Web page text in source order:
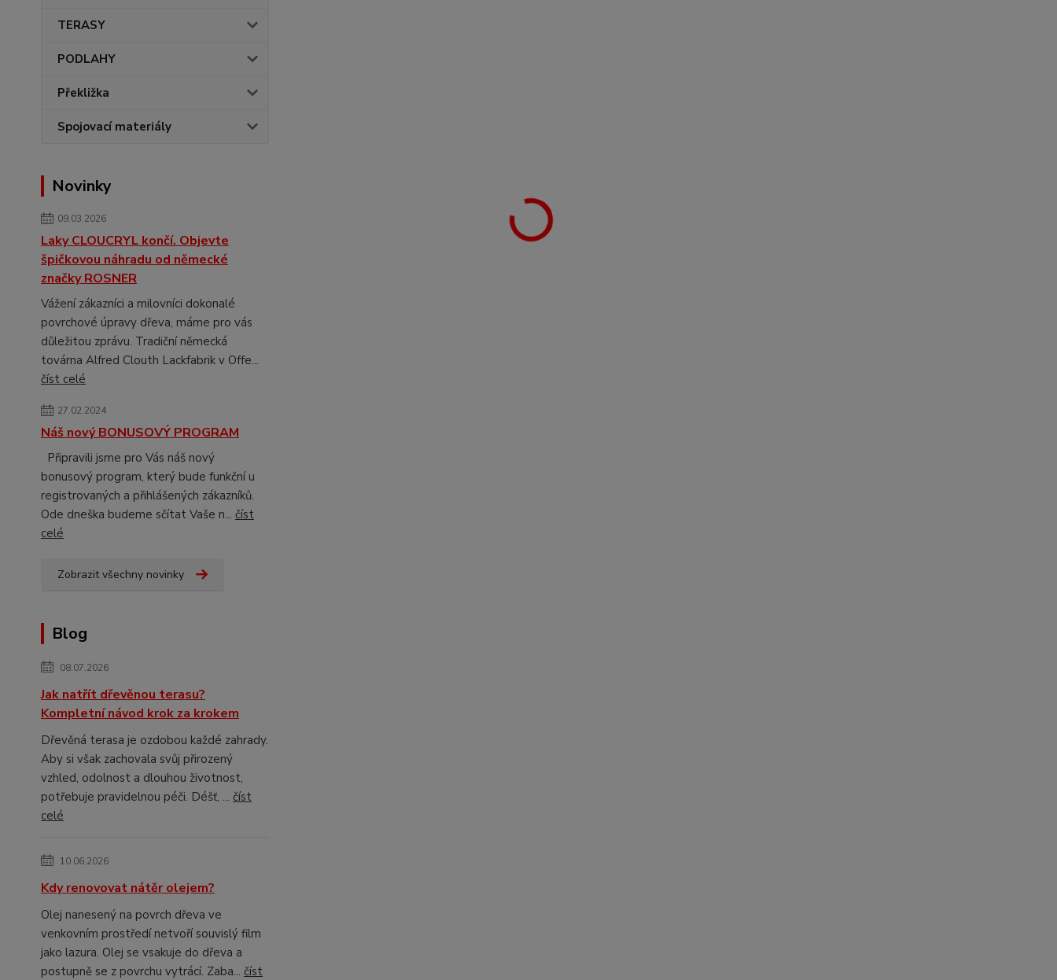
TERASY
PODLAHY
Překližka
Spojovací materiály
Novinky
09.03.2026
Laky CLOUCRYL končí. Objevte
špičkovou náhradu od německé
značky ROSNER
Vážení zákazníci a milovníci dokonalé
povrchové úpravy dřeva, máme pro vás
důležitou zprávu. Tradiční německá
továrna Alfred Clouth Lackfabrik v Offe...
číst celé
27.02.2024
Náš nový BONUSOVÝ PROGRAM
Připravili jsme pro Vás náš nový
bonusový program, který bude funkční u
registrovaných a přihlášených zákazníků.
Ode dneška budeme sčítat Vaše n... číst
celé
Zobrazit všechny novinky
Blog
08.07.2026
Jak natřít dřevěnou terasu?
Kompletní návod krok za krokem
Dřevěná terasa je ozdobou každé zahrady.
Aby si však zachovala svůj přirozený
vzhled, odolnost a dlouhou životnost,
potřebuje pravidelnou péči. Déšť, ... číst
celé
10.06.2026
Kdy renovovat nátěr olejem?
Olej nanesený na povrch dřeva ve
venkovním prostředí netvoří souvislý film
jako lazura. Olej se vsakuje do dřeva a
postupně se z povrchu vytrácí. Zaba... číst